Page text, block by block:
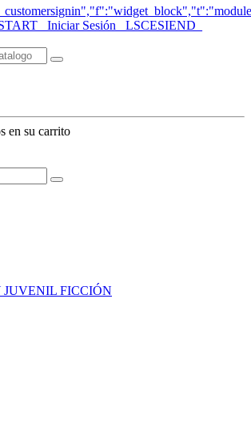
Iniciar Sesión _LSCESIEND_
en su carrito
FICCIÓN